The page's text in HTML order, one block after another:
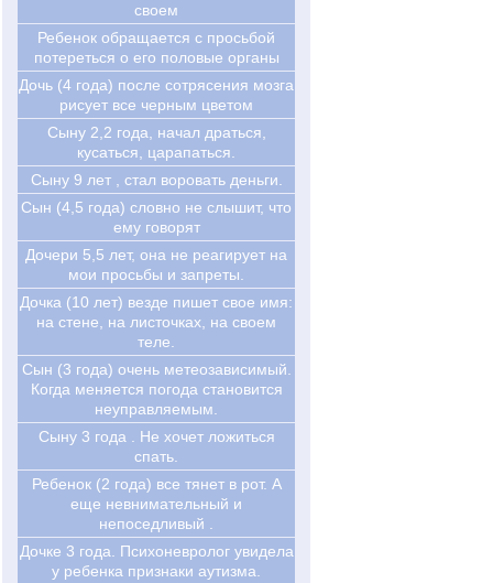
своем
Ребенок обращается с просьбой
потереться о его половые органы
Дочь (4 года) после сотрясения мозга
рисует все черным цветом
Сыну 2,2 года, начал драться,
кусаться, царапаться.
Сыну 9 лет , стал воровать деньги.
Сын (4,5 года) словно не слышит, что
ему говорят
Дочери 5,5 лет, она не реагирует на
мои просьбы и запреты.
Дочка (10 лет) везде пишет свое имя:
на стене, на листочках, на своем
теле.
Сын (3 года) очень метеозависимый.
Когда меняется погода становится
неуправляемым.
Сыну 3 года . Не хочет ложиться
спать.
Ребенок (2 года) все тянет в рот. А
еще невнимательный и
непоседливый .
Дочке 3 года. Психоневролог увидела
у ребенка признаки аутизма.